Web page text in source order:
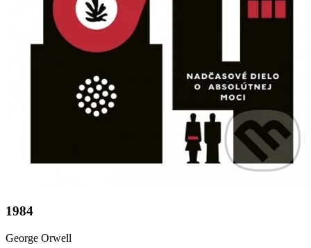
1984
George Orwell